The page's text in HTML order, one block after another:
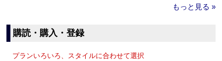
もっと見る »
購読・購入・登録
プランいろいろ、スタイルに合わせて選択